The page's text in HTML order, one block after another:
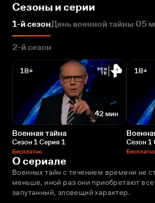
Сезоны и серии
1-й сезонДень военной тайны 05
2-й сезон
18+
42 мин
Военная тайна
Сезон 1 Серия 1
Бесплатно
18+
Сезон 1
О сериале
Военных тайн с течением времени не
меньше, иной раз они приобретают
запутанный, зловещий характер.